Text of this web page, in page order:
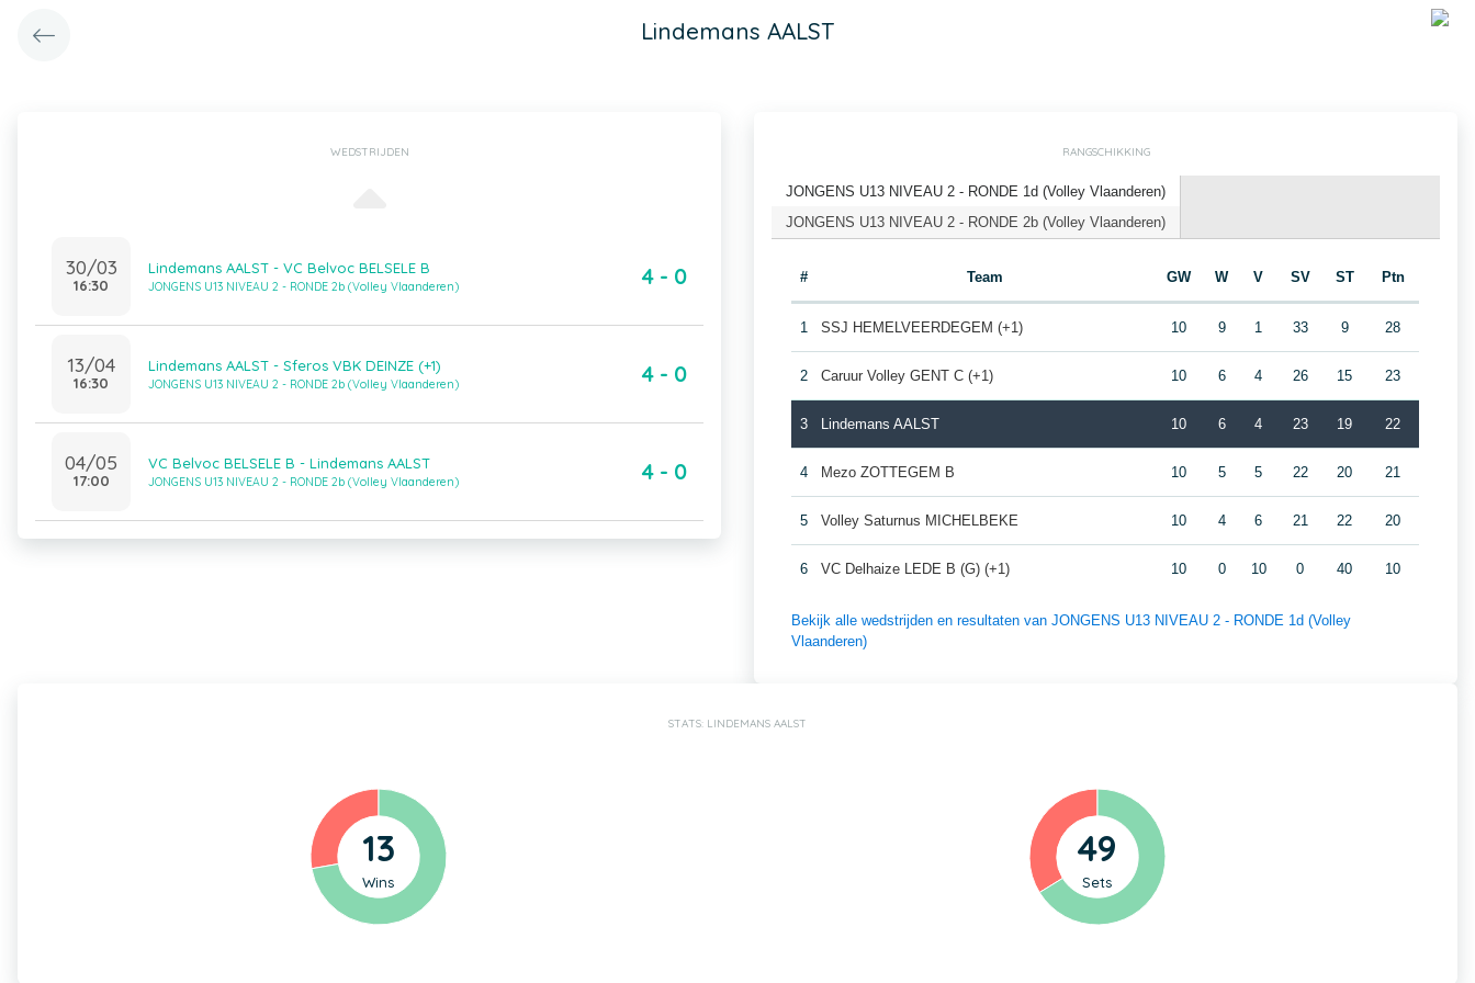
Lindemans AALST
WEDSTRIJDEN
30/03
16:30
Lindemans AALST - VC Belvoc BELSELE B
JONGENS U13 NIVEAU 2 - RONDE 2b (Volley Vlaanderen) 4 - 0
13/04
16:30
Lindemans AALST - Sferos VBK DEINZE (+1)
JONGENS U13 NIVEAU 2 - RONDE 2b (Volley Vlaanderen) 4 - 0
04/05
17:00
VC Belvoc BELSELE B - Lindemans AALST
JONGENS U13 NIVEAU 2 - RONDE 2b (Volley Vlaanderen) 4 - 0
RANGSCHIKKING
JONGENS U13 NIVEAU 2 - RONDE 1d (Volley Vlaanderen)
JONGENS U13 NIVEAU 2 - RONDE 2b (Volley Vlaanderen)
# Team GW W V SV ST Ptn
1 SSJ HEMELVEERDEGEM (+1) 10 9 1 33 9 28
2 Caruur Volley GENT C (+1) 10 6 4 26 15 23
3 Lindemans AALST 10 6 4 23 19 22
4 Mezo ZOTTEGEM B 10 5 5 22 20 21
5 Volley Saturnus MICHELBEKE 10 4 6 21 22 20
6 VC Delhaize LEDE B (G) (+1) 10 0 10 0 40 10
Bekijk alle wedstrijden en resultaten van JONGENS U13 NIVEAU 2 - RONDE 1d (Volley
Vlaanderen)
STATS: LINDEMANS AALST
13
Wins
49
Sets